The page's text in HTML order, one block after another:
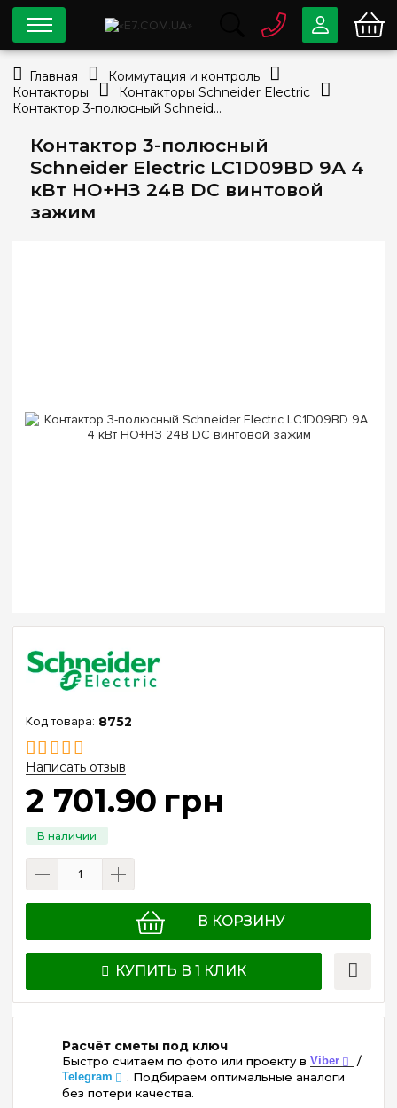
Контактор 3-полюсный
Schneider Electric LC1D09BD 9А 4
кВт НО+НЗ 24В DC винтовой
зажим
8752
Написать отзыв
2 701.90 грн
В КОРЗИНУ
КУПИТЬ В 1 КЛИК
Расчёт сметы под ключ
Быстро считаем по фото или проекту в Viber /
Telegram
. Подбираем оптимальные аналоги
без потери качества.
0 80033-63-07
info@e7.com.ua
Viber Telegram
Главная
Коммутация и контроль
Контакторы
Контакторы Schneider Electric
Контактор 3-полюсный Schneider Electric LC1D09BD 9А 4 кВт НО+НЗ 24В DC винтовой зажим